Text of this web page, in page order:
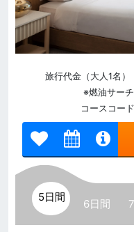
旅行代金（大人1名）
※燃油サー
コースコー
5日間
6日間